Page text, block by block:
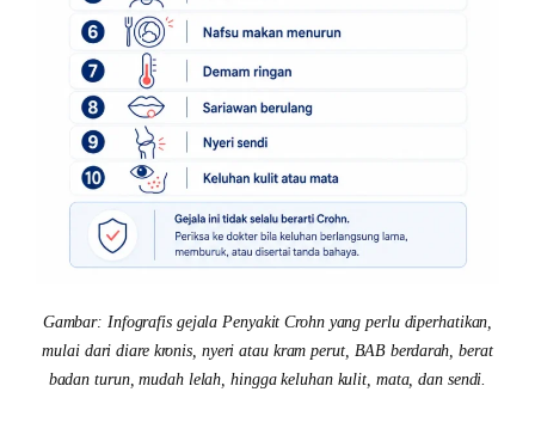
Gambar: Infografis gejala Penyakit Crohn yang perlu diperhatikan,
mulai dari diare kronis, nyeri atau kram perut, BAB berdarah, berat
badan turun, mudah lelah, hingga keluhan kulit, mata, dan sendi.